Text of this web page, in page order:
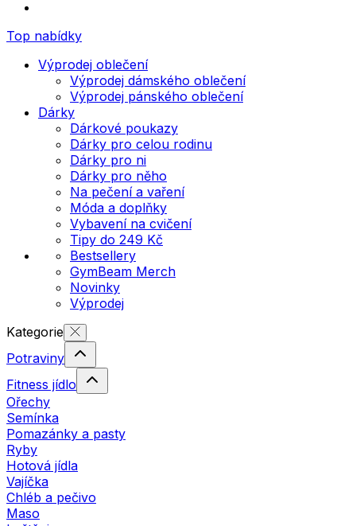
Top nabídky
Výprodej oblečení
Výprodej dámského oblečení
Výprodej pánského oblečení
Dárky
Dárkové poukazy
Dárky pro celou rodinu
Dárky pro ni
Dárky pro něho
Na pečení a vaření
Móda a doplňky
Vybavení na cvičení
Tipy do 249 Kč
Bestsellery
GymBeam Merch
Novinky
Výprodej
Kategorie
Potraviny
Fitness jídlo
Ořechy
Semínka
Pomazánky a pasty
Ryby
Hotová jídla
Vajíčka
Chléb a pečivo
Maso